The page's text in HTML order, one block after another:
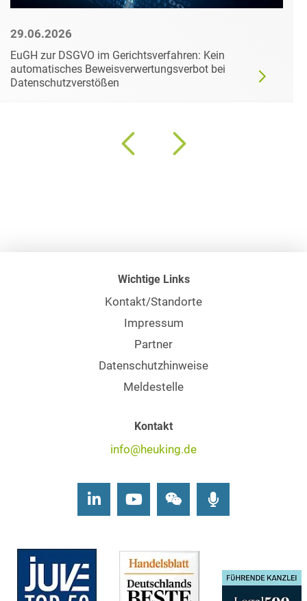
29.06.2026
EuGH zur DSGVO im Gerichtsverfahren: Kein
automatisches Beweisverwertungsverbot bei
Datenschutzverstößen
Wichtige Links
Kontakt/Standorte
Impressum
Partner
Datenschutzhinweise
Meldestelle
Kontakt
info@heuking.de
LinkedInYoutubeWechat